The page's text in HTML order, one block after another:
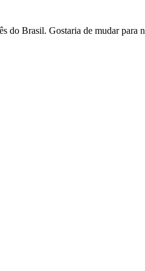
do Brasil. Gostaria de mudar para